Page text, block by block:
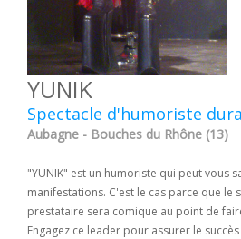
YUNIK
Spectacle d'humoriste
Aubagne - Bouches du Rhône (13)
"YUNIK" est un humoriste qui peut vous
manifestations. C'est le cas parce que le
prestataire sera comique au point de
Engagez ce leader pour assurer le